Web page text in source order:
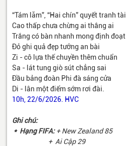
“Tám lăm”, “Hai chín” quyết tranh tài
Cao thấp chưa chừng ai thắng ai
Trắng có bàn nhanh mong định đoạt
Đỏ ghi quả đẹp tưởng an bài
Zi - cô lựa thế chuyền thêm chuẩn
Sa - lát tung giò sút chẳng sai
Đầu bảng đoàn Phi đà sáng cửa
Di - lân một điểm sớm rơi đài.
10h, 22/6/2026. HVC
Ghi chú:
* Hạng FIFA:+ New Zealand 85
+ Ai Cập 29